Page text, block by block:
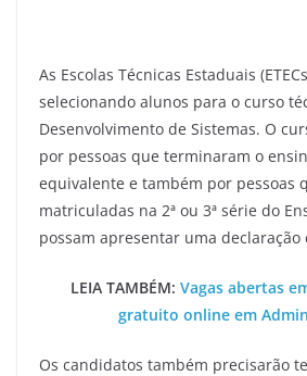
As Escolas Técnicas Estaduais
selecionando alunos para o curso
Desenvolvimento de Sistemas. O
por pessoas que terminaram o
equivalente e também por pessoas
matriculadas na 2ª ou 3ª série do
possam apresentar uma declaração
LEIA TAMBÉM: Vagas abertas
gratuito online em
Os candidatos também precisarão